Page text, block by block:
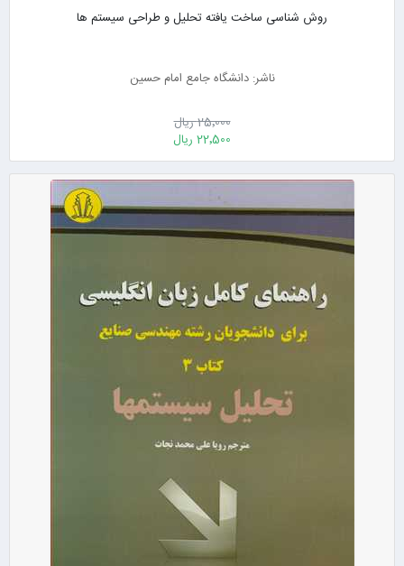
روش شناسی ساخت یافته تحلیل و طراحی سیستم ها
ناشر: دانشگاه جامع امام حسین
25٬000 ریال
22٬500 ریال